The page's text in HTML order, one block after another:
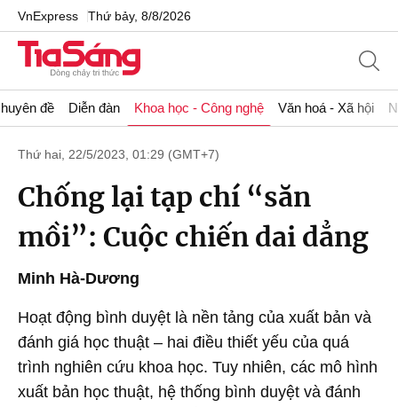
VnExpress Thứ bảy, 8/8/2026
đề Diễn đàn Khoa học - Công nghệ Văn hoá - Xã hội
Thứ hai, 22/5/2023, 01:29 (GMT+7)
Chống lại tạp chí “săn
mồi”: Cuộc chiến dai dẳng
Minh Hà-Dương
Hoạt động bình duyệt là nền tảng của xuất bản và
đánh giá học thuật – hai điều thiết yếu của quá
trình nghiên cứu khoa học. Tuy nhiên, các mô hình
xuất bản học thuật, hệ thống bình duyệt và đánh